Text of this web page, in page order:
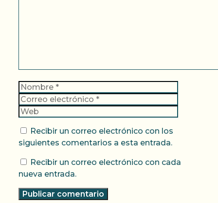
Nombre
Recibir un correo electrónico con los
siguientes comentarios a esta entrada.
Recibir un correo electrónico con cada
nueva entrada.